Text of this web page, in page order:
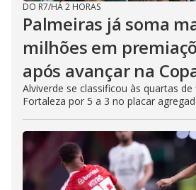
DO R7/HÁ 2 HORAS
Palmeiras já soma
milhões em
após avançar na
Alviverde se classificou às quartas
Fortaleza por 5 a 3 no placar